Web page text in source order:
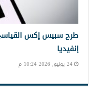
طرح سبيس إكس
إنفيديا
24 يونيو, 2026 10:24 م